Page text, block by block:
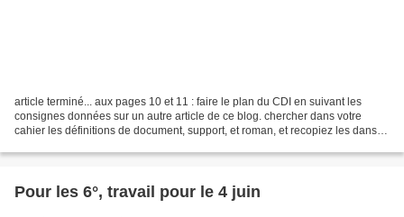
article terminé... aux pages 10 et 11 : faire le plan du CDI en suivant les
consignes données sur un autre article de ce blog. chercher dans votre
cahier les définitions de document, support, et roman, et recopiez les dans le
Pour les 6°, travail pour le 4 juin